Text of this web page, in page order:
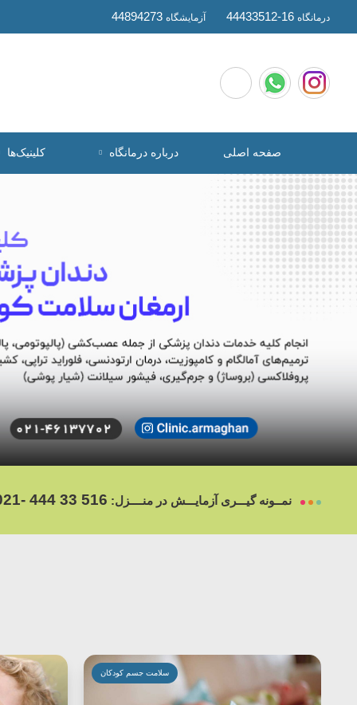
44433512-16 درمانگاه 44894273 آزمایشگاه
صفحه اصلی درباره درمانگاه کلینیک‌ها
نمــونه گیـــری آزمایـــش در منــــزل: 444 33 516
سلامت جسم کودکان